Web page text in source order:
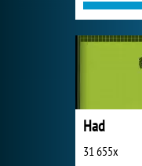
Had
31 655x